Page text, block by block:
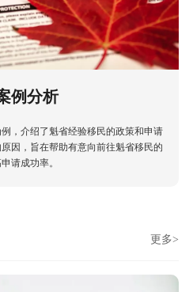
例分析
，介绍了魁省经验移民的政策和申请
因，旨在帮助有意向前往魁省移民的
请成功率。
更多>